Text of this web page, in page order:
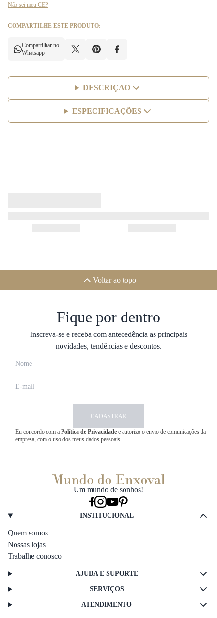
Não sei meu CEP
COMPARTILHE ESTE PRODUTO:
Compartilhar no
Whatsapp
DESCRIÇÃO
ESPECIFICAÇÕES
Voltar ao topo
Fique por dentro
Inscreva-se e receba com antecedência as principais
novidades, tendências e descontos.
CADASTRAR
Eu concordo com a Política de Privacidade e autorizo o envio de comunicações da
empresa, com o uso dos meus dados pessoais.
Um mundo de sonhos!
INSTITUCIONAL
Quem somos
Nossas lojas
Trabalhe conosco
AJUDA E SUPORTE
SERVIÇOS
ATENDIMENTO